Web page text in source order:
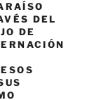
DEL
DE